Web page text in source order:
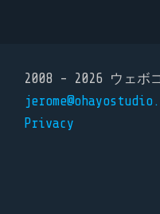
2008 - 2026 ウェ
Privacy